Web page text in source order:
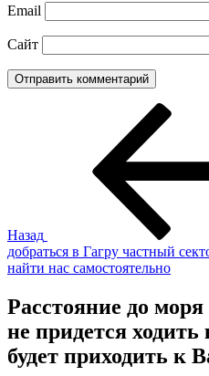
Email
Сайт
Назад
добраться в Гагру частный
найти нас самостоятельно
Расстояние до
не придется
будет приходить к